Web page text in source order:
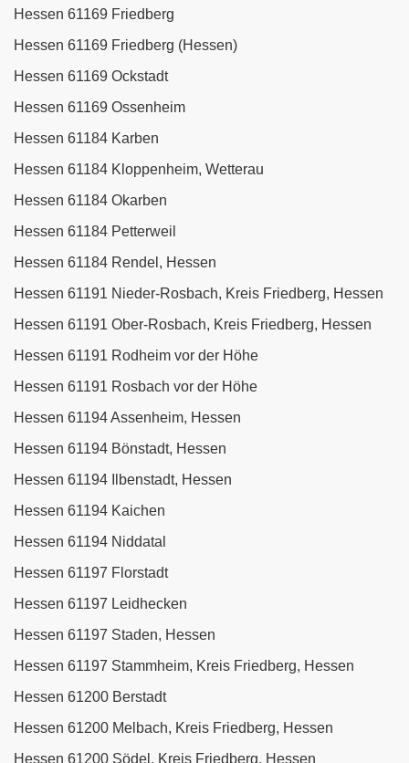
Hessen 61169 Friedberg
Hessen 61169 Friedberg (Hessen)
Hessen 61169 Ockstadt
Hessen 61169 Ossenheim
Hessen 61184 Karben
Hessen 61184 Kloppenheim, Wetterau
Hessen 61184 Okarben
Hessen 61184 Petterweil
Hessen 61184 Rendel, Hessen
Hessen 61191 Nieder-Rosbach, Kreis Friedberg, Hessen
Hessen 61191 Ober-Rosbach, Kreis Friedberg, Hessen
Hessen 61191 Rodheim vor der Höhe
Hessen 61191 Rosbach vor der Höhe
Hessen 61194 Assenheim, Hessen
Hessen 61194 Bönstadt, Hessen
Hessen 61194 Ilbenstadt, Hessen
Hessen 61194 Kaichen
Hessen 61194 Niddatal
Hessen 61197 Florstadt
Hessen 61197 Leidhecken
Hessen 61197 Staden, Hessen
Hessen 61197 Stammheim, Kreis Friedberg, Hessen
Hessen 61200 Berstadt
Hessen 61200 Melbach, Kreis Friedberg, Hessen
Hessen 61200 Södel, Kreis Friedberg, Hessen